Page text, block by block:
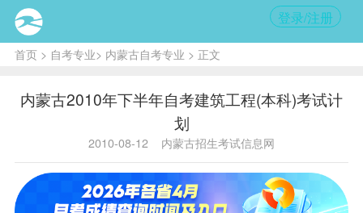
登录/注册
首页> 自考专业> 内蒙古自考专业 > 正文
内蒙古2010年下半年自考建筑工程(本科)考试计
划
2010-08-12 内蒙古招生考试信息网